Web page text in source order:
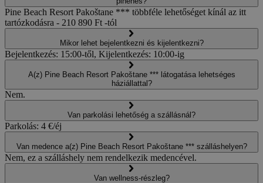
Pine Beach Resort Pakoštane *** többféle lehetőséget kínál az itt
tartózkodásra - 210 890 Ft -tól
Mikor lehet bejelentkezni és kijelentkezni?
Bejelentkezés: 15:00-től, Kijelentkezés: 10:00-ig
A(z) Pine Beach Resort Pakoštane *** látogatása lehetséges
háziállattal?
Nem.
Van parkolási lehetőség a szállásnál?
Parkolás: 4 €/éj
Van medence a(z) Pine Beach Resort Pakoštane *** szálláshelyen?
Nem, ez a szálláshely nem rendelkezik medencével.
Van wellness-részleg?